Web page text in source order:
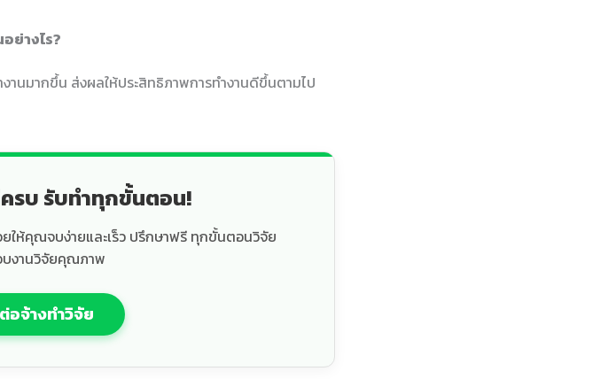
ย่างไร?
นมากขึ้น ส่งผลให้ประสิทธิภาพการทำงานดีขึ้นตามไป
รบ รับทำทุกขั้นตอน!
ห้คุณจบง่ายและเร็ว ปรึกษาฟรี ทุกขั้นตอนวิจัย
งานวิจัยคุณภาพ
อจ้างทำวิจัย